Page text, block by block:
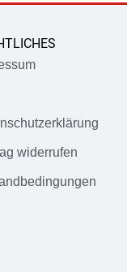
widerrufen